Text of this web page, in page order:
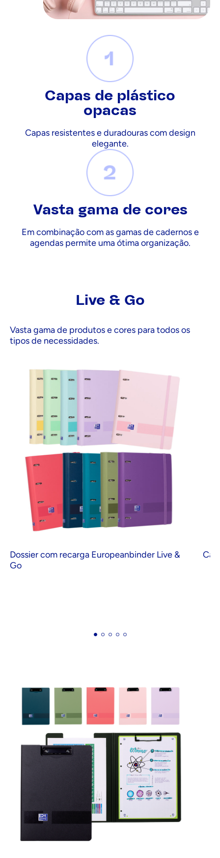
Capas de plástico
opacas
Capas resistentes e duradouras com design
elegante.
Vasta gama de cores
Em combinação com as gamas de cadernos e
agendas permite uma ótima organização.
Live & Go
Vasta gama de produtos e cores para todos os
tipos de necessidades.
Dossier com recarga Europeanbinder Live &
Go